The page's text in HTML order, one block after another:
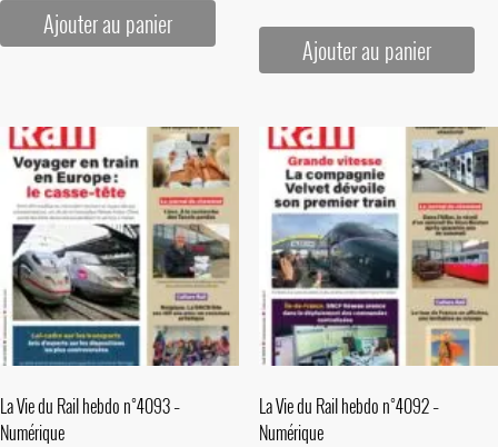
Ajouter au panier
Ajouter au panier
La Vie du Rail hebdo n°4093 –
Numérique
La Vie du Rail hebdo n°4092 –
Numérique